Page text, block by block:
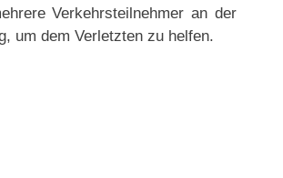
Verkehrsteilnehmer an der
um dem Verletzten zu helfen.